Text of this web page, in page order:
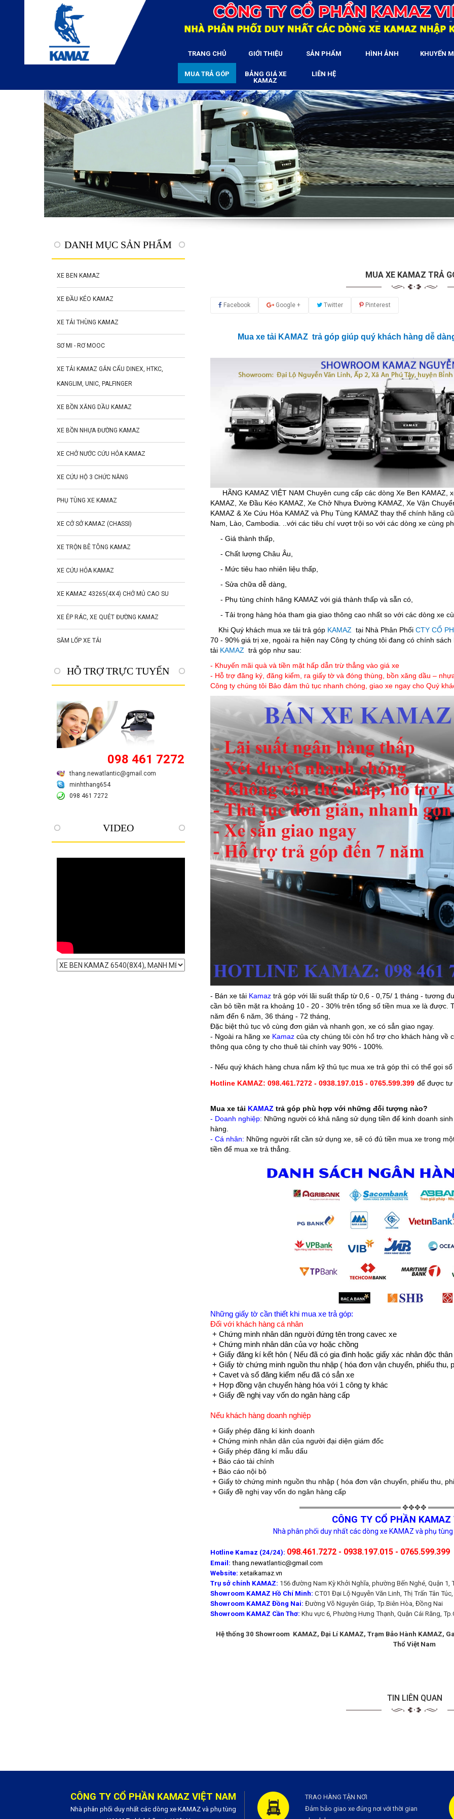
TRANG CHỦ GIỚI THIỆU SẢN PHẨM HÌNH ẢNH KHUYẾN
MUA TRẢ GÓP
BẢNG GIÁ XE
KAMAZ
LIÊN HỆ
DANH MỤC SẢN PHẨM
XE BEN KAMAZ
XE ĐẦU KÉO KAMAZ
XE TẢI THÙNG KAMAZ
SƠ MI - RƠ MOOC
XE TẢI KAMAZ GẮN CẨU DINEX, HTKC,
KANGLIM, UNIC, PALFINGER
XE BỒN XĂNG DẦU KAMAZ
XE BỒN NHỰA ĐƯỜNG KAMAZ
XE CHỞ NƯỚC CỨU HỎA KAMAZ
XE CỨU HỘ 3 CHỨC NĂNG
PHỤ TÙNG XE KAMAZ
XE CỞ SỞ KAMAZ (CHASSI)
XE TRỘN BÊ TÔNG KAMAZ
XE CỨU HỎA KAMAZ
XE KAMAZ 43265(4X4) CHỞ MỦ CAO SU
XE ÉP RÁC, XE QUÉT ĐƯỜNG KAMAZ
SĂM LỐP XE TẢI
HỖ TRỢ TRỰC TUYẾN
098 461 7272
thang.newatlantic@gmail.com
minhthang654
098 461 7272
VIDEO
MUA XE KAMAZ TRẢ
Facebook Google + Twitter Pinterest
Mua xe tải KAMAZ trả góp giúp quý khách hàng dễ
HÃNG KAMAZ VIỆT NAM Chuyên cung cấp các dòng Xe Ben KAMAZ,
KAMAZ, Xe Đầu Kéo KAMAZ, Xe Chở Nhựa Đường KAMAZ, Xe Vận
KAMAZ & Xe Cứu Hỏa KAMAZ và Phụ Tùng KAMAZ thay thế chính hãng
Nam, Lào, Cambodia. ..với các tiêu chí vượt trội so với các dòng xe cùng
- Giá thành thấp,
- Chất lượng Châu Âu,
- Mức tiêu hao nhiên liệu thấp,
- Sửa chữa dễ dàng,
- Phụ tùng chính hãng KAMAZ với giá thành thấp và sẵn có,
- Tải trọng hàng hóa tham gia giao thông cao nhất so với các dòng xe
Khi Quý khách mua xe tải trả góp KAMAZ tại Nhà Phân Phối CTY CỔ
70 - 90% giá trị xe, ngoài ra hiện nay Công ty chúng tôi đang có chính
tải KAMAZ trả góp như sau:
- Khuyến mãi quà và tiền mặt hấp dẫn trừ thẳng vào giá xe
- Hỗ trợ đăng ký, đăng kiểm, ra giấy tờ và đóng thùng, bồn xăng dầu –
Công ty chúng tôi Bảo đảm thủ tục nhanh chóng, giao xe ngay cho Quý
- Bán xe tải Kamaztrả góp với lãi suất thấp từ 0,6 - 0,75/ 1 tháng - tương
cần bỏ tiền mặt ra khoảng 10 - 20 - 30% trên tổng số tiền mua xe là được.
năm đến 6 năm, 36 tháng - 72 tháng,
Đặc biệt thủ tục vô cùng đơn giản và nhanh gọn, xe có sẳn giao ngay.
- Ngoài ra hãng xe Kamazcủa cty chúng tôi còn hổ trợ cho khách hàng về
thông qua công ty cho thuê tài chính vay 90% - 100%.
- Nếu quý khách hàng chưa nắm kỹ thủ tục mua xe trả gópthì có thể gọi số
Hotline KAMAZ: 098.461.7272 - 0938.197.015 - 0765.599.399 để được tư
Mua xe tải KAMAZ trả góp phù hợp với những đối tượng nào?
- Doanh nghiệp: Những người có khả năng sử dụng tiền để kinh doanh
hàng.
- Cá nhân: Những người rất cần sử dụng xe, sẽ có đủ tiền mua xe trong
tiền để mua xe trả thẳng.
Những giấy tờ cần thiết khi mua xe trả góp:
Đối với khách hàng cá nhân
+ Chứng minh nhân dân người đứng tên trong cavec xe
+ Chứng minh nhân dân của vợ hoặc chồng
+ Giấy đăng kí kết hôn ( Nếu đã có gia đình hoặc giấy xác nhân độc
+ Giấy tờ chứng minh nguồn thu nhập ( hóa đơn vận chuyển, phiếu thu,
+ Cavet và sổ đăng kiểm nếu đã có sẳn xe
+ Hợp đồng vận chuyển hàng hóa với 1 công ty khác
+ Giấy đề nghị vay vốn do ngân hàng cấp
Nếu khách hàng doanh nghiệp
+ Giấy phép đăng kí kinh doanh
+ Chứng minh nhân dân của người đại diện giám đốc
+ Giấy phép đăng kí mẫu dấu
+ Báo cáo tài chính
+ Báo cáo nội bộ
+ Giấy tờ chứng minh nguồn thu nhập ( hóa đơn vận chuyển, phiếu thu,
+ Giấy đề nghị vay vốn do ngân hàng cấp
════════════════════ ✥✥✥✥
CÔNG TY CỔ PHẦN
Nhà phân phối duy nhất các dòng xe KAMAZ và phụ
Hotline Kamaz (24/24): 098.461.7272 - 0938.197.015 - 0765.599.399
Email: thang.newatlantic@gmail.com
Website: xetaikamaz.vn
Trụ sở chính KAMAZ: 156 đường Nam Kỳ Khởi Nghĩa, phường Bến Nghé, Quận 1,
Showroom KAMAZ Hồ Chí Minh: CT01 Đại Lộ Nguyễn Văn Linh, Thị Trấn Tân
Showroom KAMAZ Đồng Nai: Đường Võ Nguyên Giáp, Tp.Biên Hòa, Đồng Nai
Showroom KAMAZ Cần Thơ: Khu vực 6, Phường Hưng Thạnh, Quận Cái Răng,
Hệ thống 30 Showroom KAMAZ, Đại Lí KAMAZ, Trạm Bảo Hành KAMAZ,
Thổ Việt Nam
TIN LIÊN QUAN
CÔNG TY CỔ PHẦN KAMAZ VIỆT NAM
Nhà phân phối duy nhất các dòng xe KAMAZ và phụ tùng
TRAO HÀNG TẬN NƠI
Đảm bảo giao xe đúng nơi với thời gian